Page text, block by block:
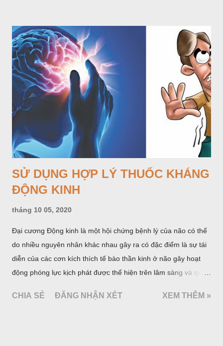
Việt Nam. Tuy nhiên đây lại là một nhóm thuốc bị lạm dụng
nhiều nhất. Hậu quả làm gia tăng tỷ lệ kháng kháng sinh và
mất đi những thuốc có chỉ số Hiệu quả/An toàn cao trong điều
trị nhiễm khuẩn trong khi số kháng sinh mới được đưa thêm
vào thị trường rất ít. Cách tốt nhất để giảm tỷ lệ kháng kháng
sinh là tuân thủ các nguyên tắc sử dụng kháng sinh hợp lý.
SỬ DỤNG HỢP LÝ THUỐC KHÁNG
ĐỘNG KINH
tháng 10 05, 2020
Đại cương Động kinh là một hội chứng bệnh lý của não có thể
do nhiều nguyên nhân khác nhau gây ra có đặc điểm là sự tái
diễn của các cơn kích thích tế bào thần kinh ở não gây hoạt
động phóng lực kịch phát được thể hiện trên lâm sàng và qua
thế giới mắc động kinh. Hàng năm ước có 20 - 25 trường hợp
CHIA SẺ ĐĂNG NHẬN XÉT XEM THÊM »